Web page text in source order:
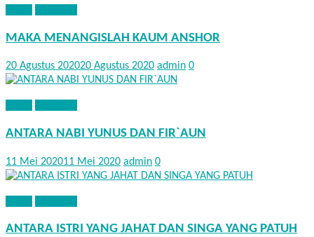
MAKA MENANGISLAH KAUM ANSHOR
20 Agustus 202020 Agustus 2020 admin 0
ANTARA NABI YUNUS DAN FIR`AUN
11 Mei 202011 Mei 2020 admin 0
ANTARA ISTRI YANG JAHAT DAN SINGA YANG PATUH